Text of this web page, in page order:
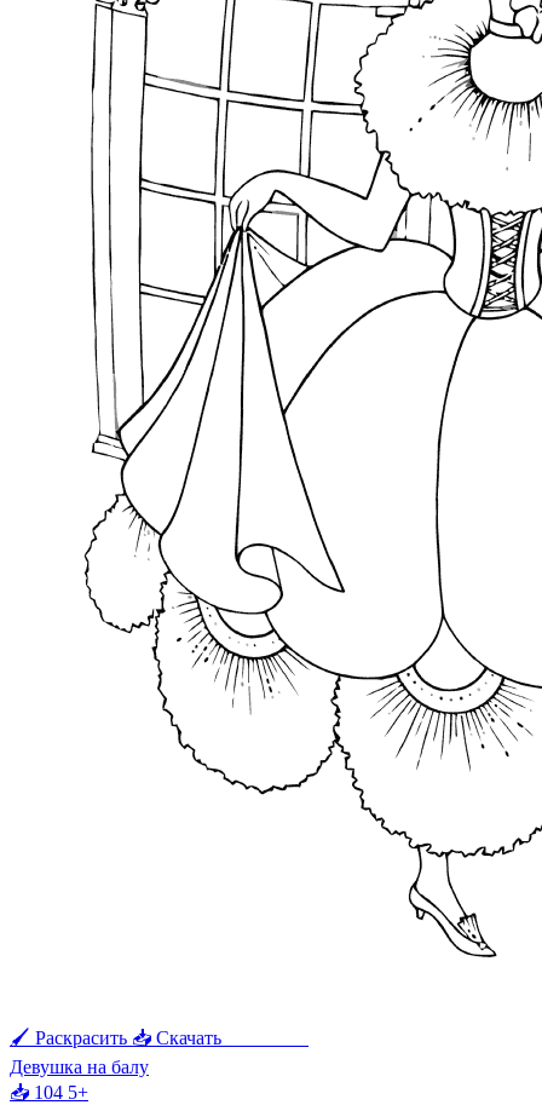
🖌 Раскрасить 📥 Скачать
Девушка на балу
📥 104 5+